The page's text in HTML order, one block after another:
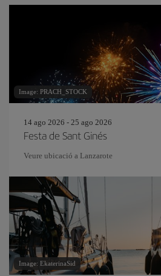
Image: PRACH_STOCK
14 ago 2026 - 25 ago 2026
Festa de Sant Ginés
Veure ubicació a Lanzarote
Image: EkaterinaSid